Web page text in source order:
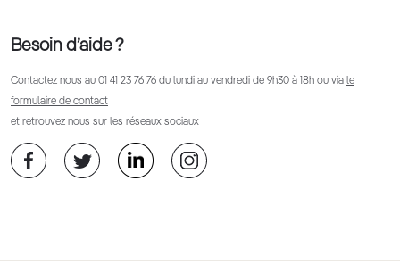
Besoin d’aide ?
Contactez nous au 01 41 23 76 76 du lundi au vendredi de 9h30 à 18h ou via le
formulaire de contact
et retrouvez nous sur les réseaux sociaux